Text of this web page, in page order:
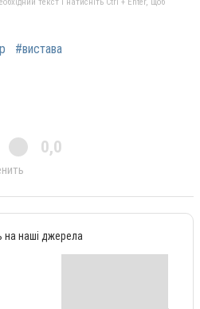
текст і натисніть Ctrl + Enter, щоб
#вистава
0,0
на наші джерела